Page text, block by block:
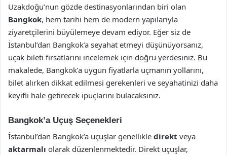
Uzakdoğu’nun gözde destinasyonlarından biri olan
Bangkok, hem tarihi hem de modern yapılarıyla
ziyaretçilerini büyülemeye devam ediyor. Eğer siz de
İstanbul’dan Bangkok’a seyahat etmeyi düşünüyorsanız,
uçak bileti fırsatlarını incelemek için doğru yerdesiniz. Bu
makalede, Bangkok’a uygun fiyatlarla uçmanın yollarını,
bilet alırken dikkat edilmesi gerekenleri ve seyahatinizi daha
keyifli hale getirecek ipuçlarını bulacaksınız.
Bangkok’a Uçuş Seçenekleri
İstanbul’dan Bangkok’a uçuşlar genellikle direkt veya
aktarmalı olarak düzenlenmektedir. Direkt uçuşlar,